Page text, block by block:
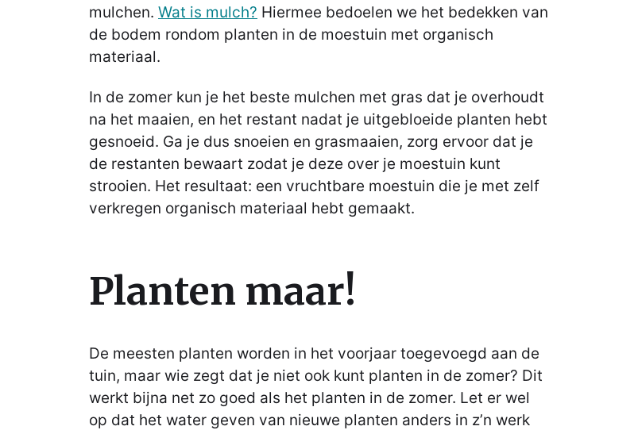
mulchen. Wat is mulch? Hiermee bedoelen we het bedekken van
de bodem rondom planten in de moestuin met organisch
materiaal.
In de zomer kun je het beste mulchen met gras dat je overhoudt
na het maaien, en het restant nadat je uitgebloeide planten hebt
gesnoeid. Ga je dus snoeien en grasmaaien, zorg ervoor dat je
de restanten bewaart zodat je deze over je moestuin kunt
strooien. Het resultaat: een vruchtbare moestuin die je met zelf
verkregen organisch materiaal hebt gemaakt.
Planten maar!
De meesten planten worden in het voorjaar toegevoegd aan de
tuin, maar wie zegt dat je niet ook kunt planten in de zomer? Dit
werkt bijna net zo goed als het planten in de zomer. Let er wel
op dat het water geven van nieuwe planten anders in z’n werk